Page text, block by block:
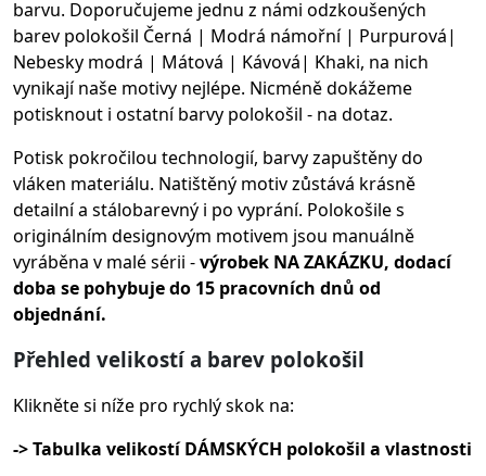
barvu. Doporučujeme jednu z námi odzkoušených
barev polokošil Černá | Modrá námořní | Purpurová|
Nebesky modrá | Mátová | Kávová| Khaki, na nich
vynikají naše motivy nejlépe. Nicméně dokážeme
potisknout i ostatní barvy polokošil - na dotaz.
Potisk pokročilou technologií, barvy zapuštěny do
vláken materiálu. Natištěný motiv zůstává krásně
detailní a stálobarevný i po vyprání. Polokošile s
originálním designovým motivem jsou manuálně
vyráběna v malé sérii -výrobek NA ZAKÁZKU, dodací
doba se pohybuje do 15 pracovních dnů od
objednání.
Přehled velikostí a barev polokošil
Klikněte si níže pro rychlý skok na:
-> Tabulka velikostí DÁMSKÝCH polokošil a vlastnosti